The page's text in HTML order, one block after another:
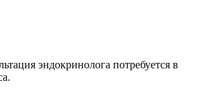
эндокринолога потребуется в